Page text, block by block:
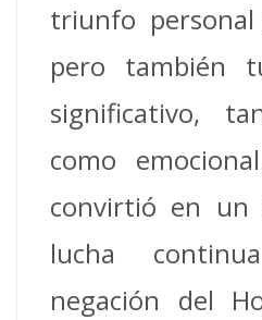
triunfo
pero también
significativo,
como
convirtió en un
lucha
negación del